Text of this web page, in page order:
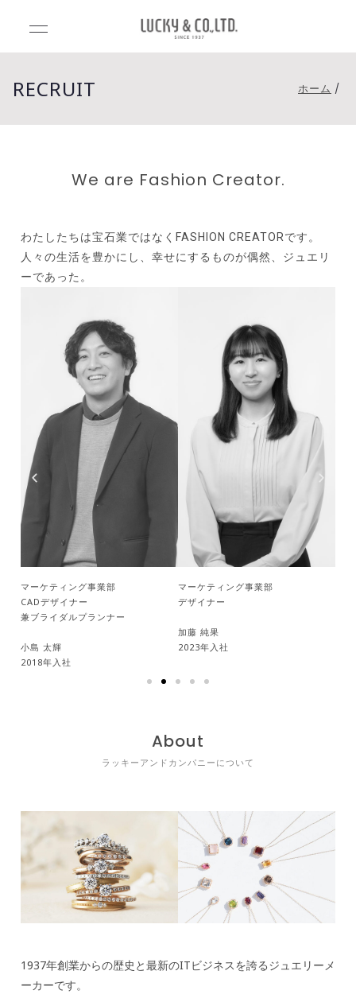
Luck
y&C
o.,Lt
d.
ッキ
ンド
カン
パニ
ー）
アンドカンパ
RECRUIT ホーム
We are Fashion Creator.
わたしたちは宝石業ではなくFASHION CREATORです。
人々の生活を豊かにし、幸せにするものが偶然、ジュエリ
ーであった。
マーケティング事業部
CADデザイナー
兼ブライダルプランナー
小島 太輝
2018年入社
マーケティング事業部
デザイナー
加藤 純果
2023年入社
About
ラッキーアンドカンパニーについて
1937年創業からの歴史と最新のITビジネスを誇るジュエリーメ
ーカーです。